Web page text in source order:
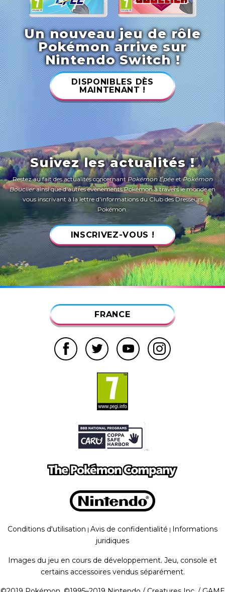
Un nouveau jeu de rôle
Pokémon arrive sur
Nintendo Switch !
DISPONIBLES DÈS
MAINTENANT !
Suivez les actualités !
Restez au fait des actualités concernantPokémon ÉpéeetPokémon
Bouclierainsi que d'autres évènements Pokémon à travers le monde en
vous inscrivant à la lettre d'informations du Club des Dresseurs
Pokémon.
INSCRIVEZ-VOUS !
FRANCE
Conditions d'utilisation | Avis de confidentialité | Informations
juridiques
Images du jeu en cours de développement. Jeu, console et
certains accessoires vendus séparément.